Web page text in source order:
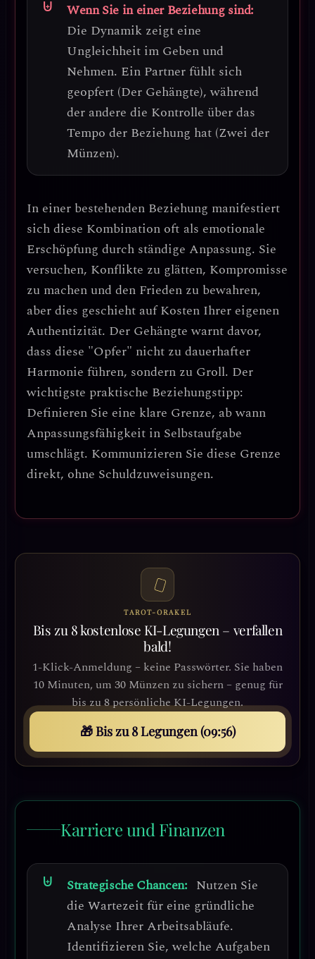
Wenn Sie in einer Beziehung sind:
Die Dynamik zeigt eine
Ungleichheit im Geben und
Nehmen. Ein Partner fühlt sich
geopfert (Der Gehängte), während
der andere die Kontrolle über das
Tempo der Beziehung hat (Zwei der
Münzen).
In einer bestehenden Beziehung manifestiert
sich diese Kombination oft als emotionale
Erschöpfung durch ständige Anpassung. Sie
versuchen, Konflikte zu glätten, Kompromisse
zu machen und den Frieden zu bewahren,
aber dies geschieht auf Kosten Ihrer eigenen
Authentizität. Der Gehängte warnt davor,
dass diese "Opfer" nicht zu dauerhafter
Harmonie führen, sondern zu Groll. Der
wichtigste praktische Beziehungstipp:
Definieren Sie eine klare Grenze, ab wann
Anpassungsfähigkeit in Selbstaufgabe
umschlägt. Kommunizieren Sie diese Grenze
direkt, ohne Schuldzuweisungen.
TAROT-ORAKEL
Bis zu 8 kostenlose KI-Legungen – verfallen
bald!
1-Klick-Anmeldung – keine Passwörter. Sie haben
10 Minuten, um 30 Münzen zu sichern – genug für
bis zu 8 persönliche KI-Legungen.
🎁 Bis zu 8 Legungen (09:53)
Karriere und Finanzen
Strategische Chancen: Nutzen Sie
die Wartezeit für eine gründliche
Analyse Ihrer Arbeitsabläufe.
Identifizieren Sie, welche Aufgaben